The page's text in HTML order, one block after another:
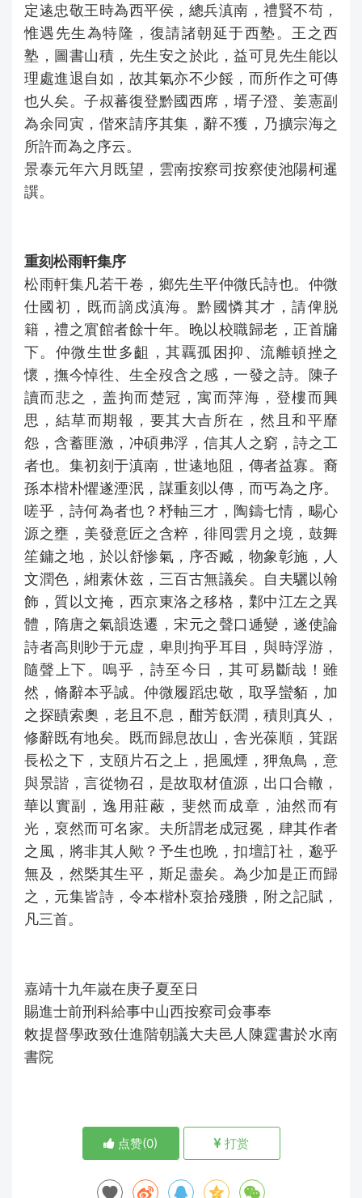
定逺忠敬王時為西平侯，總兵滇南，禮賢不苟，
惟遇先生為特隆，復請諸朝延于西塾。王之西
塾，圖書山積，先生安之於此，益可見先生能以
理處進退自如，故其氣亦不少餒，而所作之可傳
也乆矣。子叔蕃復登黔國西席，壻子澄、姜憲副
為余同寅，偕來請序其集，辭不獲，乃擴宗海之
所許而為之序云。
景泰元年六月既望，雲南按察司按察使池陽柯暹
譔。
重刻松雨軒集序
松雨軒集凡若干卷，鄉先生平仲微氏詩也。仲微
仕國初，既而謫戍滇海。黔國憐其才，請俾脱
籍，禮之賔館者餘十年。晚以校職歸老，正首牖
下。仲微生世多齟，其覊孤困抑、流離頓挫之
懷，撫今悼徃、生全歿含之感，一發之詩。陳子
讀而悲之，盖拘而楚冠，寓而萍海，登樓而興
思，結草而期報，要其大㫖所在，然且和平靡
怨，含蓄匪激，冲碩弗浮，信其人之窮，詩之工
者也。集初刻于滇南，世逺地阻，傳者益寡。裔
孫本楷朴懼遂湮泯，謀重刻以傳，而丐為之序。
嗟乎，詩何為者也？杼軸三才，陶鑄七情，畼心
源之壅，美發意匠之含粹，徘囘雲月之境，鼓舞
笙鏞之地，於以舒惨氣，序否臧，物象彰施，人
文潤色，緗素休兹，三百古無議矣。自夫驪以翰
飾，質以文掩，西京東洛之移格，鄴中江左之異
體，隋唐之氣韻迭遷，宋元之聲口逓變，遂使論
詩者高則眇于元虚，卑則拘乎耳目，與時浮游，
隨聲上下。嗚乎，詩至今日，其可易斷哉！雖
然，脩辭本乎誠。仲微履蹈忠敬，取孚蠻貊，加
之探賾索奧，老且不息，酣芳飫潤，積則真乆，
修辭既有地矣。既而歸息故山，舎光葆順，箕踞
長松之下，支頤片石之上，挹風煙，狎魚鳥，意
與景諧，言從物召，是故取材值源，出口合轍，
華以實副，逸用莊蔽，斐然而成章，油然而有
光，裒然而可名家。夫所謂老成冠冕，肆其作者
之風，將非其人歟？予生也晩，扣壇訂社，邈乎
無及，然槩其生平，斯足盡矣。為少加是正而歸
之，元集皆詩，令本楷朴裒拾殘賸，附之記賦，
凡三首。
嘉靖十九年嵗在庚子夏至日
賜進士前刑科給事中山西按察司僉事奉
敇提督學政致仕進階朝議大夫邑人陳霆書於水南
書院
点赞(0) 打赏